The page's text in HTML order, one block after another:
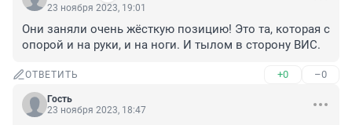
23 ноября 2023, 19:01
Они заняли очень жёсткую позицию! Это та, которая с
опорой и на руки, и на ноги. И тылом в сторону ВИС.
ОТВЕТИТЬ +0 –0
Гость
23 ноября 2023, 18:47